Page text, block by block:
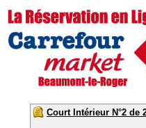
Court Intérieur N°2 de